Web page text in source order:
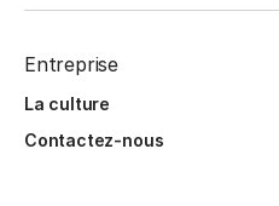
Entreprise
La culture
Contactez-nous